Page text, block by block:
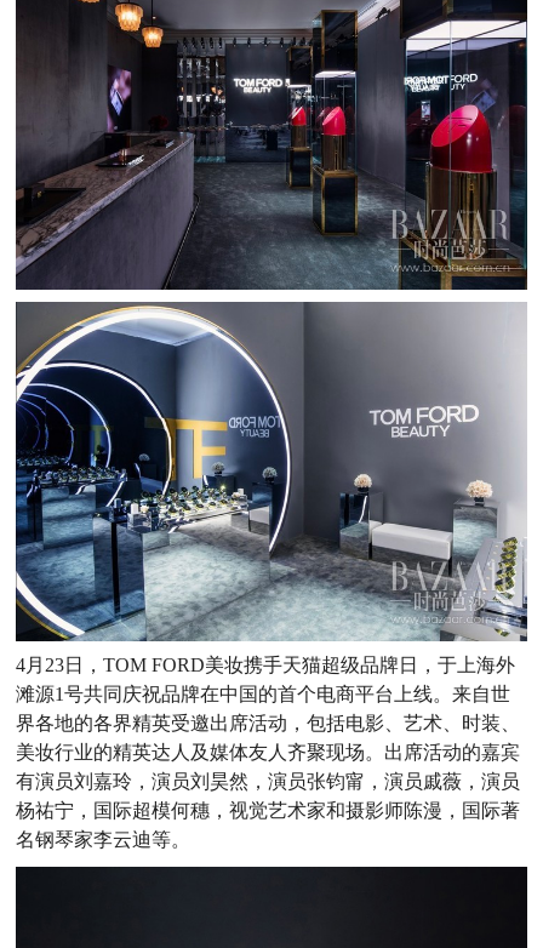
4月23日，TOM FORD美妆携手天猫超级品牌日，于上海外
滩源1号共同庆祝品牌在中国的首个电商平台上线。来自世
界各地的各界精英受邀出席活动，包括电影、艺术、时装、
美妆行业的精英达人及媒体友人齐聚现场。出席活动的嘉宾
有演员刘嘉玲，演员刘昊然，演员张钧甯，演员戚薇，演员
杨祐宁，国际超模何穗，视觉艺术家和摄影师陈漫，国际著
名钢琴家李云迪等。